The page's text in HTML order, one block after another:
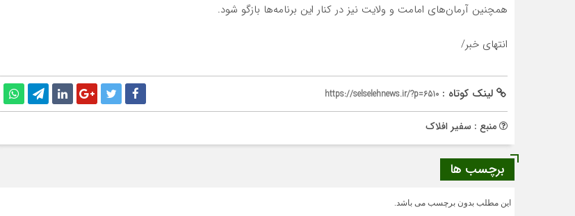
همچنین آرمان‌های امامت و ولایت نیز در کنار این برنامه‌ها بازگو شود.
انتهای خبر/
لینک کوتاه : https://selselehnews.ir/?p=6510
منبع : سفير افلاك
برچسب ها
این مطلب بدون برچسب می باشد.